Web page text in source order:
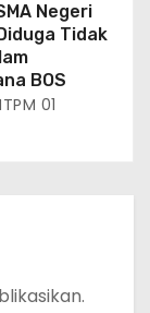
Negeri
Tidak
BOS
01